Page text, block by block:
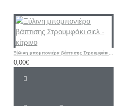
Ξύλινη μπομπονιέρα βάπτισης Στρουμφάκι σιελ - κίτρινο
0,00€